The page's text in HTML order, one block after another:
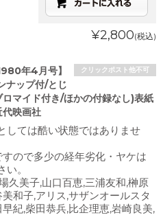
¥2,800(税込)
クリックポスト他不可
年4月号】
ナップ付/とじ
ロマイド付き/ほかの付録なし)表紙
映画社
しては酷い状態ではありませ
ので多少の経年劣化・ヤケは
。
久美子,山口百恵,三浦友和,榊原
和子,アリス,サザンオールスタ
紀,柴田恭兵,比企理恵,岩崎良美,